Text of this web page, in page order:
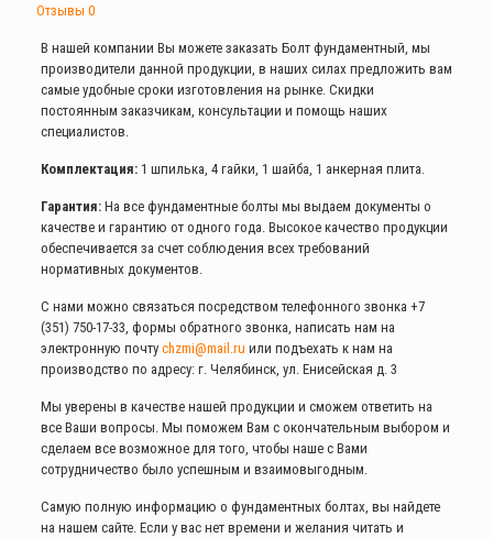
Отзывы 0
В нашей компании Вы можете заказать Болт фундаментный, мы
производители данной продукции, в наших силах предложить вам
самые удобные сроки изготовления на рынке. Скидки
постоянным заказчикам, консультации и помощь наших
специалистов.
Комплектация:1 шпилька, 4 гайки, 1 шайба, 1 анкерная плита.
Гарантия:На все фундаментные болты мы выдаем документы о
качестве и гарантию от одного года. Высокое качество продукции
обеспечивается за счет соблюдения всех требований
нормативных документов.
С нами можно связаться посредством телефонного звонка +7
(351) 750-17-33 , формы обратного звонка, написать нам на
электронную почту chzmi@mail.ru или подъехать к нам на
производство по адресу: г. Челябинск, ул. Енисейская д. 3
Мы уверены в качестве нашей продукции и сможем ответить на
все Ваши вопросы. Мы поможем Вам с окончательным выбором и
сделаем все возможное для того, чтобы наше с Вами
сотрудничество было успешным и взаимовыгодным.
Самую полную информацию о фундаментных болтах, вы найдете
на нашем сайте. Если у вас нет времени и желания читать и